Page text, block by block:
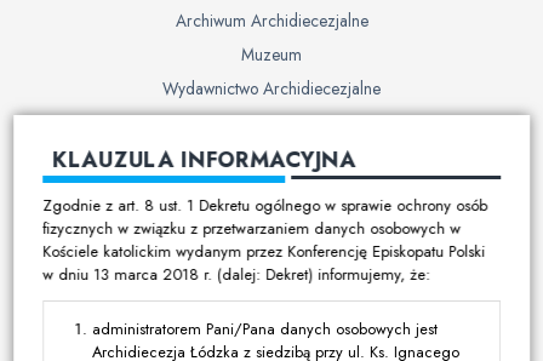
Archiwum Archidiecezjalne
Muzeum
Wydawnictwo Archidiecezjalne
Cmentarze
Duszpasterstwo
Program duszpasterski
Kalendarz pracy duszpasterskiej
Duszpasterstwo specjalistyczne
Ruchy i stowarzyszenia
KLAUZULA INFORMACYJNA
Zgodnie z art. 8 ust. 1 Dekretu ogólnego w sprawie ochrony osób
fizycznych w związku z przetwarzaniem danych osobowych w
Kościele katolickim wydanym przez Konferencję Episkopatu Polski
w dniu 13 marca 2018 r. (dalej: Dekret) informujemy, że:
administratorem Pani/Pana danych osobowych jest
Archidiecezja Łódzka z siedzibą przy ul. Ks. Ignacego